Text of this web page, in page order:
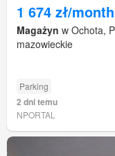
1 674 zł/month
Magażyn w Ochota,
mazowieckie
Parking
2 dni temu
NPORTAL